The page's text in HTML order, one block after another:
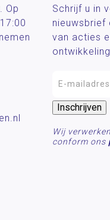
Op
Schrijf u in
nieuwsbrief
van acties
Wij
conform ons